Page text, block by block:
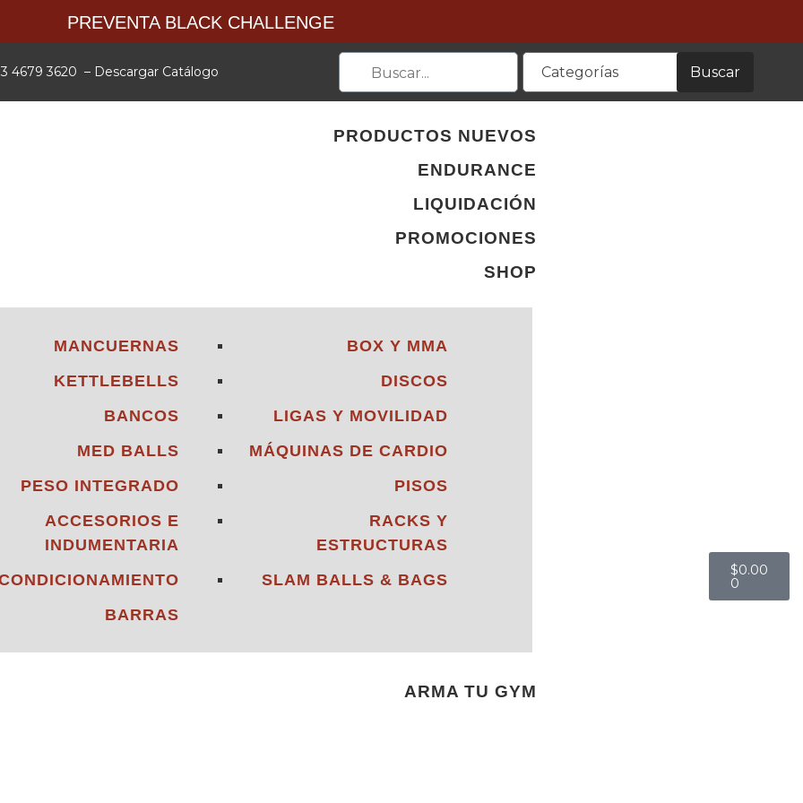
PREVENTA BLACK CHALLENGE
4679 3620 – Descargar Catálogo Categorías Buscar
PRODUCTOS NUEVOS
ENDURANCE
LIQUIDACIÓN
PROMOCIONES
SHOP
MANCUERNAS
KETTLEBELLS
BANCOS
MED BALLS
PESO INTEGRADO
ACCESORIOS E
INDUMENTARIA
BARRAS
BOX Y MMA
DISCOS
LIGAS Y MOVILIDAD
MÁQUINAS DE CARDIO
PISOS
RACKS Y
ESTRUCTURAS
SLAM BALLS & BAGS
ARMA TU GYM
$0.00
0